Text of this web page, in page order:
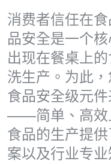
消费者信任在
品安全是一个
出现在餐桌上
洗生产。为此
食品安全级元
——简单、高效
食品的生产提
案以及行业专业